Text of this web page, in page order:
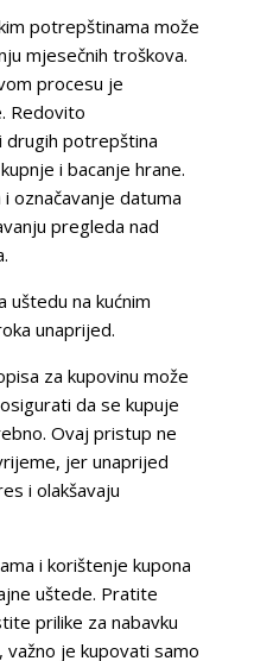
potrepštinama može
mjesečnih troškova.
procesu je
Redovito
drugih potrepština
i bacanje hrane.
označavanje datuma
pregleda nad
uštedu na kućnim
unaprijed.
za kupovinu može
da se kupuje
Ovaj pristup ne
jer unaprijed
i olakšavaju
i korištenje kupona
uštede. Pratite
prilike za nabavku
važno je kupovati samo